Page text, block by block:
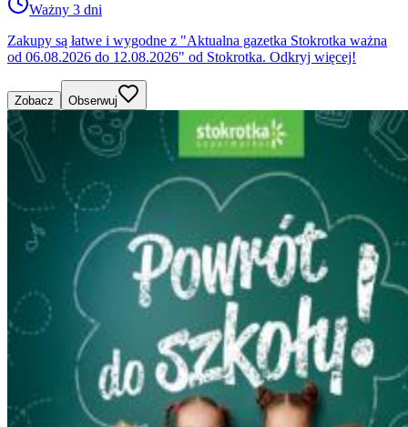
Ważny 3 dni
Zakupy są łatwe i wygodne z "Aktualna gazetka Stokrotka ważna
od 06.08.2026 do 12.08.2026" od Stokrotka. Odkryj więcej!
Zobacz Obserwuj